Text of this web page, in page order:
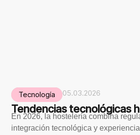
Tecnología 05.03.2026
Tendencias tecnológicas
En 2026, la hostelería combina
integración tecnológica y